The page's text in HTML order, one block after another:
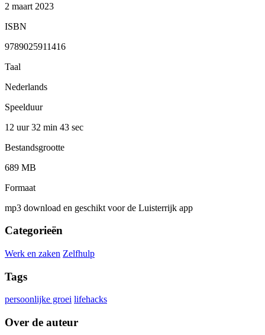
2 maart 2023
ISBN
9789025911416
Taal
Nederlands
Speelduur
12 uur 32 min 43 sec
Bestandsgrootte
689 MB
Formaat
mp3 download en geschikt voor de Luisterrijk app
Categorieën
Werk en zaken Zelfhulp
Tags
persoonlijke groei lifehacks
Over de auteur